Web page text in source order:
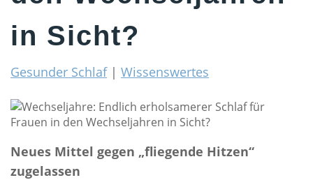
THERAPIEN
ALTERNATIVEN ZUR SCHLAFAPNOE-MASKE
POSITIONSTHERAPIE
CPAP-THERAPIE
in Sicht?
Gesunder Schlaf| Wissenswertes
Neues Mittel gegen „fliegende Hitzen“
zugelassen